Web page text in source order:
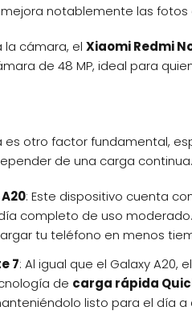
notablemente las fotos
la cámara, el Xiaomi Redmi
de 48 MP, ideal para
es otro factor fundamental,
de una carga continua.
: Este dispositivo cuenta
completo de uso
tu teléfono en menos
7: Al igual que el Galaxy A20,
de carga rápida
listo para el día a